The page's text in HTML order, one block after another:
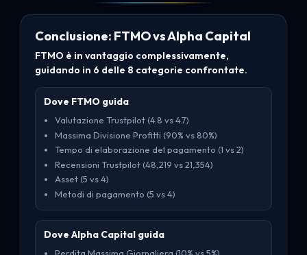
Conclusione: FTMO vs Alpha Capital
FTMO è in vantaggio complessivamente,
guidando in 6 delle 8 categorie confrontate.
Dove FTMO guida
Valutazione Trustpilot (4.8 vs 4.7)
Massima Divisione Profitti (90% vs 80%)
Tempo di elaborazione del pagamento (1 vs 2)
Recensioni Trustpilot (48,219 vs 21,354)
Asset (5 vs 4)
Metodi di pagamento (5 vs 4)
Dove Alpha Capital guida